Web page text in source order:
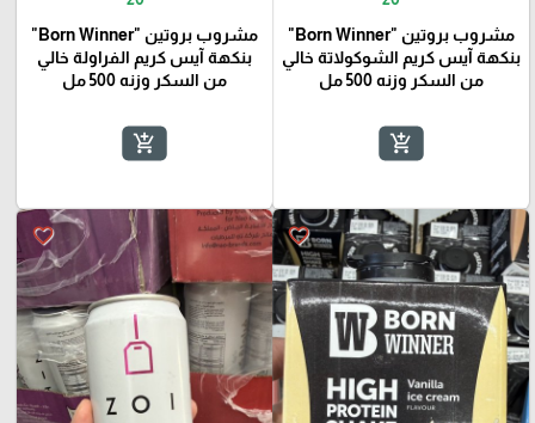
مشروب بروتين "Born Winner"
بنكهة آيس كريم الشوكولاتة خالي
من السكر وزنه 500 مل
add_shopping_cart
مشروب بروتين "Born Winner"
بنكهة آيس كريم الفراولة خالي
من السكر وزنه 500 مل
add_shopping_cart
favorite_border
favorite_border